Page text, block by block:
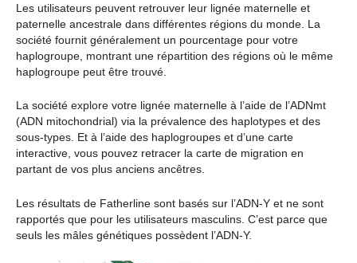
Les utilisateurs peuvent retrouver leur lignée maternelle et
paternelle ancestrale dans différentes régions du monde. La
société fournit généralement un pourcentage pour votre
haplogroupe, montrant une répartition des régions où le même
haplogroupe peut être trouvé.
La société explore votre lignée maternelle à l’aide de l’ADNmt
(ADN mitochondrial) via la prévalence des haplotypes et des
sous-types. Et à l’aide des haplogroupes et d’une carte
interactive, vous pouvez retracer la carte de migration en
partant de vos plus anciens ancêtres.
Les résultats de Fatherline sont basés sur l’ADN-Y et ne sont
rapportés que pour les utilisateurs masculins. C’est parce que
seuls les mâles génétiques possèdent l’ADN-Y.